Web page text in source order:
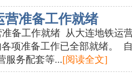
营准备工作就绪
备工作就绪 从大连地铁运
项准备工作已全部就绪。
服务配套等...[阅读全文]